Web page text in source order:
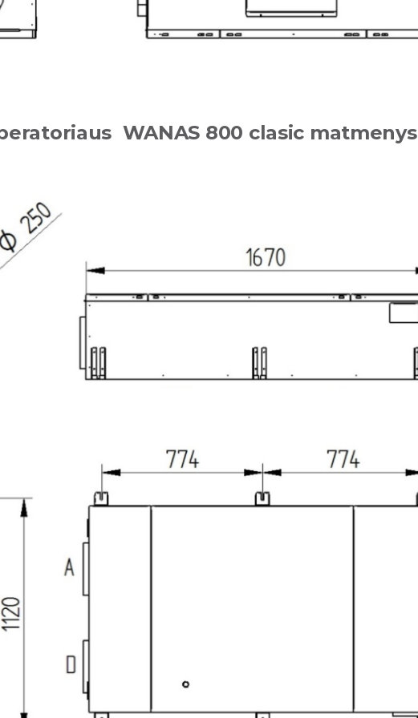
WANAS 800 clasic matmenys